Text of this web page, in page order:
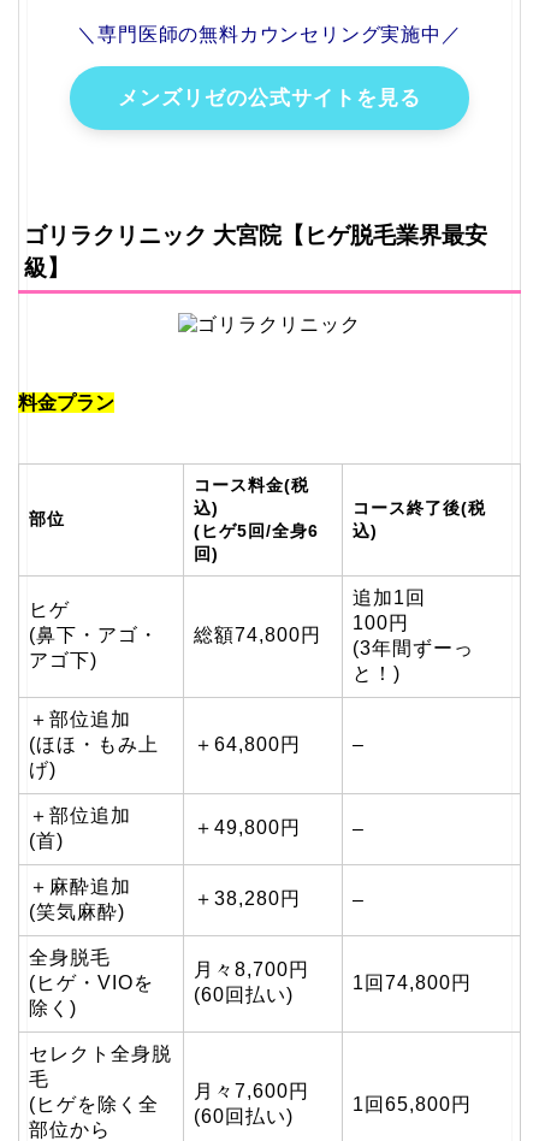
＼専門医師の無料カウンセリング実施中／
メンズリゼの公式サイトを見る
ゴリラクリニック 大宮院【ヒゲ脱毛業界最安
級】
料金プラン
部位
コース料金(税
込)
(ヒゲ5回/全身6
回)
コース終了後(税
込)
ヒゲ
(鼻下・アゴ・
アゴ下)
総額74,800円
追加1回
100円
(3年間ずーっ
と！)
＋部位追加
(ほほ・もみ上
げ)
＋64,800円 –
＋部位追加
(首)
＋49,800円 –
＋麻酔追加
(笑気麻酔)
＋38,280円 –
全身脱毛
(ヒゲ・VIOを
除く)
月々8,700円
(60回払い)
1回74,800円
セレクト全身脱
毛
(ヒゲを除く全
部位から
月々7,600円
(60回払い)
1回65,800円